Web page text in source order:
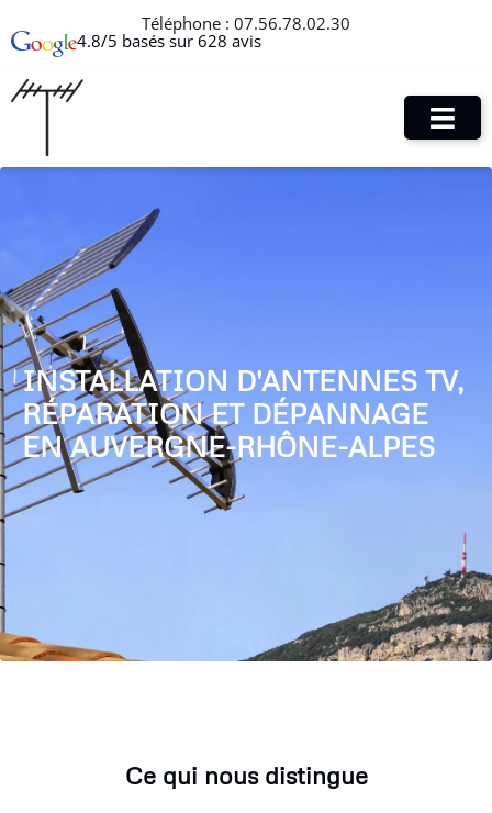
Téléphone : 07.56.78.02.30
4.8/5 basés sur 628 avis
INSTALLATION D'ANTENNES TV,
RÉPARATION ET DÉPANNAGE
EN AUVERGNE-RHÔNE-ALPES
Ce qui nous distingue